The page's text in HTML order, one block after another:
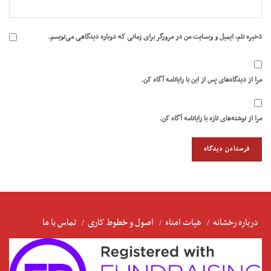
ذخیره نام، ایمیل و وبسایت من در مرورگر برای زمانی که دوباره دیدگاهی می‌نویسم.
مرا از دیدگاه‌های پس از این با رایانامه آگاه کن.
مرا از نوشته‌های تازه با رایانامه آگاه کن.
درباره رخشانه هیات امناء اصول و خطوط کاری تماس با ما